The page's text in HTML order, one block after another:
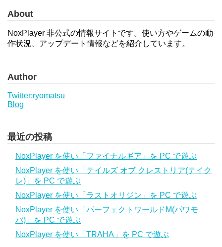
About
NoxPlayer 非公式の情報サイトです。使い方やゲームの動
作状況、アップデート情報などを紹介しています。
Author
Twitter:ryomatsu
Blog
最近の投稿
NoxPlayer を使い「ファイナルギア」を PC で遊ぶ
NoxPlayer を使い「テイルズ オブ クレストリア(テイク
レ)」を PC で遊ぶ
NoxPlayer を使い「ラストオリジン」を PC で遊ぶ
NoxPlayer を使い「パーフェクトワールドM(パワモ
バ)」を PC で遊ぶ
NoxPlayer を使い「TRAHA」を PC で遊ぶ